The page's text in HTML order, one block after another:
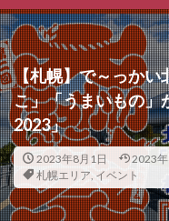
【札幌】で～っかい
こ」「うまいもの」
2023」
2023年8月1日 2023
札幌エリア, イベント